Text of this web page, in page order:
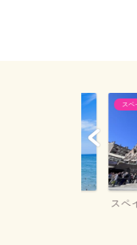
スペイン
スペイン